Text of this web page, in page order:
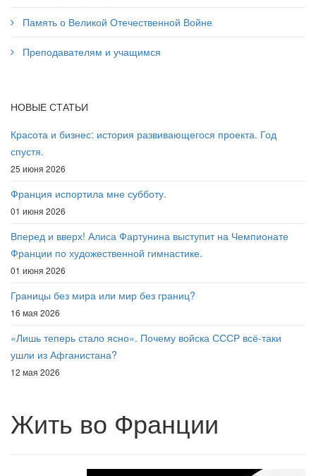
Память о Великой Отечественной Войне
Преподавателям и учащимся
НОВЫЕ СТАТЬИ
Красота и бизнес: история развивающегося проекта. Год
спустя.
25 июня 2026
Франция испортила мне субботу.
01 июня 2026
Вперед и вверх! Алиса Фартунина выступит на Чемпионате
Франции по художественной гимнастике.
01 июня 2026
Границы без мира или мир без границ?
16 мая 2026
«Лишь теперь стало ясно». Почему войска СССР всё-таки
ушли из Афганистана?
12 мая 2026
Жить во Франции